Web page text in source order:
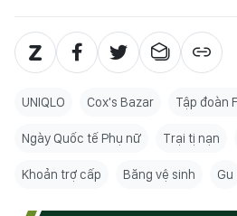
UNIQLO Cox's Bazar Tập đoàn
Ngày Quốc tế Phụ nữ Trại tị nạn
Khoản trợ cấp Băng vệ sinh Gu